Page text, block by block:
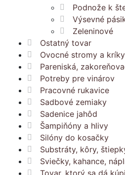
Podnože k
Výsevné
Zeleninové
Ostatný tovar
Ovocné stromy a kríky
Pareniská,
Potreby pre vinárov
Pracovné rukavice
Sadbové zemiaky
Sadenice jahôd
Šampiňóny a hlivy
Silóny do kosačky
Substráty, kôry,
Sviečky, kahance,